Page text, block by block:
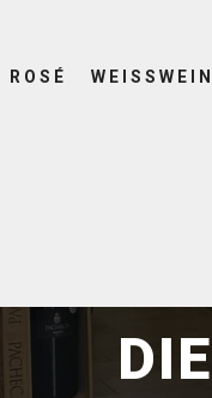
ROSÉ WEISSWEIN